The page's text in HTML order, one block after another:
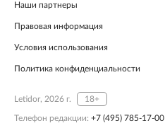
Наши партнеры
Правовая информация
Условия использования
Политика конфиденциальности
Letidor, 2026 г. 18+
Телефон редакции: +7 (495) 785-17-00